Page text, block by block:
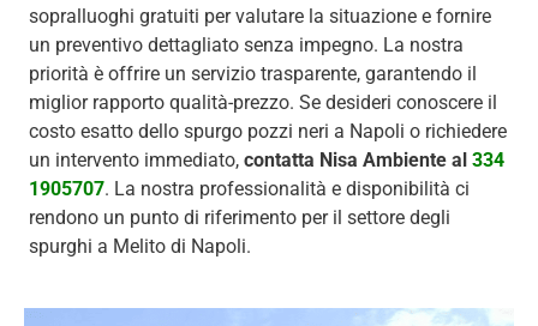
sopralluoghi gratuiti per valutare la situazione e fornire
un preventivo dettagliato senza impegno. La nostra
priorità è offrire un servizio trasparente, garantendo il
miglior rapporto qualità-prezzo. Se desideri conoscere il
costo esatto dello spurgo pozzi neri a Napoli o richiedere
un intervento immediato, contatta Nisa Ambiente al 334
1905707. La nostra professionalità e disponibilità ci
rendono un punto di riferimento per il settore degli
spurghi a Melito di Napoli.